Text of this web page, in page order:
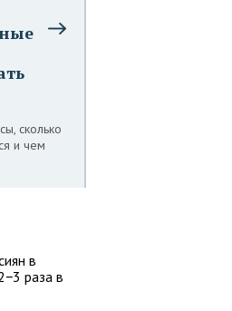
сколько
и чем
в
раза в